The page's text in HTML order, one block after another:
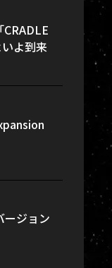
よ到来
ージョン